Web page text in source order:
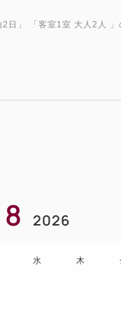
2日 」 「 客室1室 大人2人
8 2026
水 木